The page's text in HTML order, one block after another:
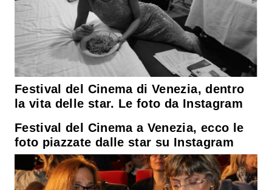
Festival del Cinema di Venezia, dentro
la vita delle star. Le foto da Instagram
Festival del Cinema a Venezia, ecco le
foto piazzate dalle star su Instagram